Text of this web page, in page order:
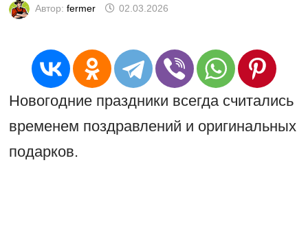
Автор: fermer 02.03.2026
Новогодние праздники всегда считались
временем поздравлений и оригинальных
подарков.